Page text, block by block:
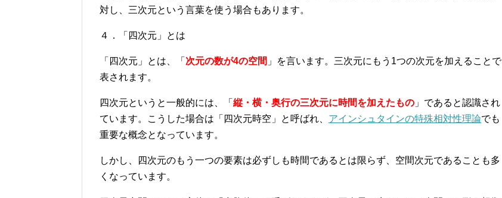
対し、三次元という言葉を使う場合もあります。
４．「四次元」とは
「四次元」とは、「 次元の数が4の空間 」を言います。三次元にもう1つの次元を加えることで
表されます。
四次元というと一般的には、「 縦・横・奥行の三次元に時間を加えたもの 」であると認識され
ています。こうした場合は「四次元時空」と呼ばれ、 アインシュタインの特殊相対性理論でも
重要な概念となっています。
しかし、四次元のもう一つの要素は必ずしも時間であるとは限らず、空間次元であることも多
くなっています。